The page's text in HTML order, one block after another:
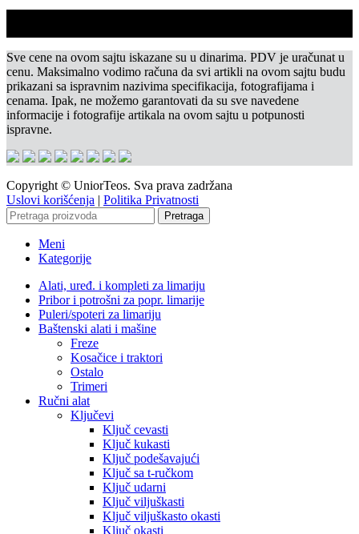
Sve cene na ovom sajtu iskazane su u dinarima. PDV je uračunat u
cenu. Maksimalno vodimo računa da svi artikli na ovom sajtu budu
prikazani sa ispravnim nazivima specifikacija, fotografijama i
cenama. Ipak, ne možemo garantovati da su sve navedene
informacije i fotografije artikala na ovom sajtu u potpunosti
ispravne.
Copyright © UniorTeos. Sva prava zadržana
Uslovi korišćenja | Politika Privatnosti
Pretraga
Meni
Kategorije
Alati, uređ. i kompleti za limariju
Pribor i potrošni za popr. limarije
Puleri/spoteri za limariju
Baštenski alati i mašine
Freze
Kosačice i traktori
Ostalo
Trimeri
Ručni alat
Ključevi
Ključ cevasti
Ključ kukasti
Ključ podešavajući
Ključ sa t-ručkom
Ključ udarni
Ključ viljuškasti
Ključ viljuškasto okasti
Ključ okasti